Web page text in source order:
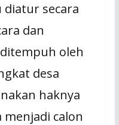
secara
dan
oleh
desa
haknya
menjadi calon